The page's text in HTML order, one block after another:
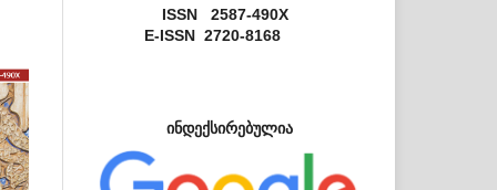
ISSN 2587-490X
E-ISSN 2720-8168
ინდექსირებულია